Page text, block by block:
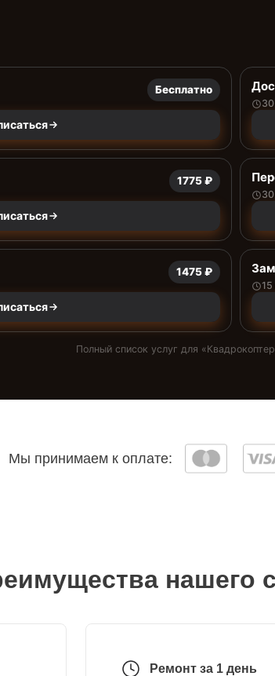
Бесплатно
1775 ₽
1475 ₽
Полный список услуг для «Квадрокоптер
Мы принимаем к оплате:
нашего
Ремонт за 1 день